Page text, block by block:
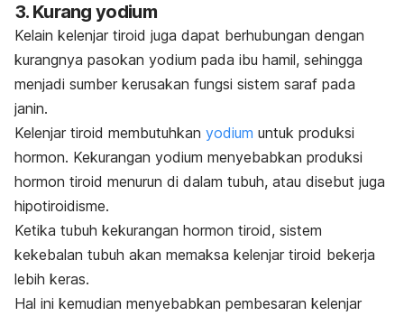
3. Kurang yodium
Kelain kelenjar tiroid juga dapat berhubungan dengan
kurangnya pasokan yodium pada ibu hamil, sehingga
menjadi sumber kerusakan fungsi sistem saraf pada
janin.
Kelenjar tiroid membutuhkan yodium untuk produksi
hormon. Kekurangan yodium menyebabkan produksi
hormon tiroid menurun di dalam tubuh, atau disebut juga
hipotiroidisme.
Ketika tubuh kekurangan hormon tiroid, sistem
kekebalan tubuh akan memaksa kelenjar tiroid bekerja
lebih keras.
Hal ini kemudian menyebabkan pembesaran kelenjar